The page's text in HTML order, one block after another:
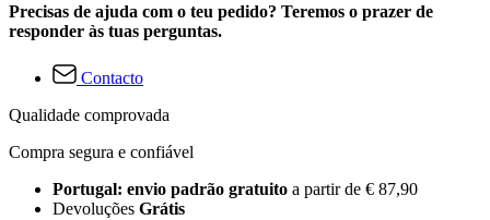
Precisas de ajuda com o teu pedido? Teremos o prazer de
responder às tuas perguntas.
Contacto
Qualidade comprovada
Compra segura e confiável
Portugal: envio padrão gratuito a partir de € 87,90
Devoluções Grátis